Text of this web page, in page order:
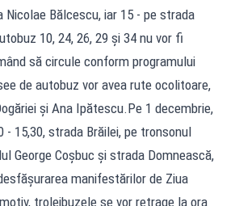
Nicolae Bălcescu, iar 15 - pe strada
10, 24, 26, 29 şi 34 nu vor fi
să circule conform programului
de autobuz vor avea rute ocolitoare,
şi Ana Ipătescu.Pe 1 decembrie,
- 15,30, strada Brăilei, pe tronsonul
George Coşbuc şi strada Domnească,
manifestărilor de Ziua
troleibuzele se vor retrage la ora